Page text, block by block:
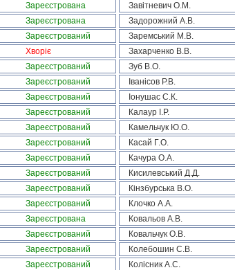
Зареєстрована Завітневич О.М.
Зареєстрована Задорожний А.В.
Зареєстрований Заремський М.В.
Хворіє Захарченко В.В.
Зареєстрований Зуб В.О.
Зареєстрований Іванісов Р.В.
Зареєстрований Іонушас С.К.
Зареєстрований Калаур І.Р.
Зареєстрований Камельчук Ю.О.
Зареєстрований Касай Г.О.
Зареєстрований Качура О.А.
Зареєстрований Кисилевський Д.Д.
Зареєстрований Кінзбурська В.О.
Зареєстрований Клочко А.А.
Зареєстрована Ковальов А.В.
Зареєстрований Ковальчук О.В.
Зареєстрований Колебошин С.В.
Зареєстрований Колісник А.С.